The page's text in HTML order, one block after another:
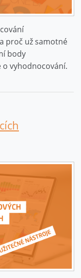
proč už samotné
body
vyhodnocování.